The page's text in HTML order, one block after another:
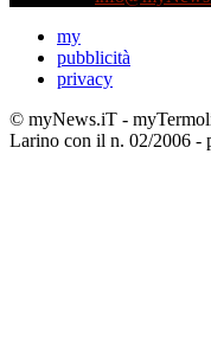
my
pubblicità
privacy
© myNews.iT -
Larino con il n. 02/2006 -